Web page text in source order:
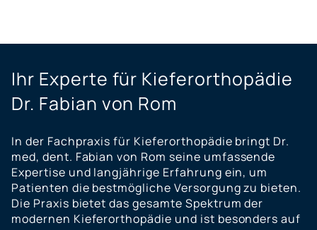
Ihr Experte für Kieferorthopädie
Dr. Fabian von Rom
In der Fachpraxis für Kieferorthopädie bringt Dr.
med, dent. Fabian von Rom seine umfassende
Expertise und langjährige Erfahrung ein, um
Patienten die bestmögliche Versorgung zu bieten.
Die Praxis bietet das gesamte Spektrum der
modernen Kieferorthopädie und ist besonders auf